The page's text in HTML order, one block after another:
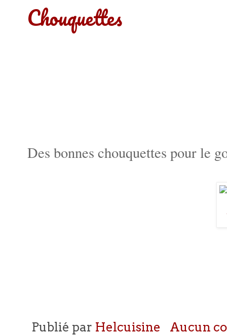
Chouquettes
Des bonnes chouquettes pour le
Publié par Helcuisine Aucun